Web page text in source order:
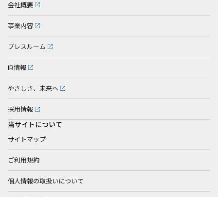
会社概要
事業内容
プレスルーム
IR情報
やさしさ、未来へ
採用情報
当サイトについて
サイトマップ
ご利用規約
個人情報の取扱いについて